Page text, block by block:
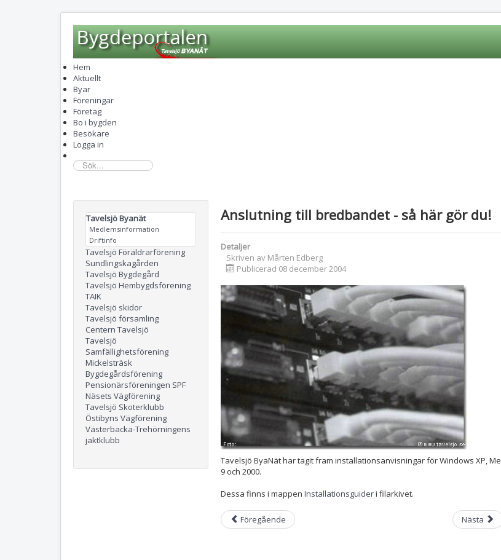
Hem
Aktuellt
Byar
Föreningar
Företag
Bo i bygden
Besökare
Logga in
sök...
Tavelsjö Byanät
Medlemsinformation
Driftinfo
Tavelsjö Föräldrarförening
Sundlingskagården
Tavelsjö Bygdegård
Tavelsjö Hembygdsförening
TAIK
Tavelsjö skidor
Tavelsjö församling
Centern Tavelsjö
Tavelsjö
Samfällighetsförening
Mickelsträsk
Bygdegårdsförening
Pensionärsföreningen SPF
Näsets Vägförening
Tavelsjö Skoterklubb
Östibyns Vägförening
Västerbacka-Trehörningens
jaktklubb
Anslutning till bredbandet - så här gör du!
Detaljer
Skriven av Mårten Edberg
Publicerad 08 december 2004
Tavelsjö ByaNät har tagit fram installationsanvisningar för Windows XP, Me,
9 och 2000.
Dessa finns i mappen Installationsguideri filarkivet.
Föregående Nästa